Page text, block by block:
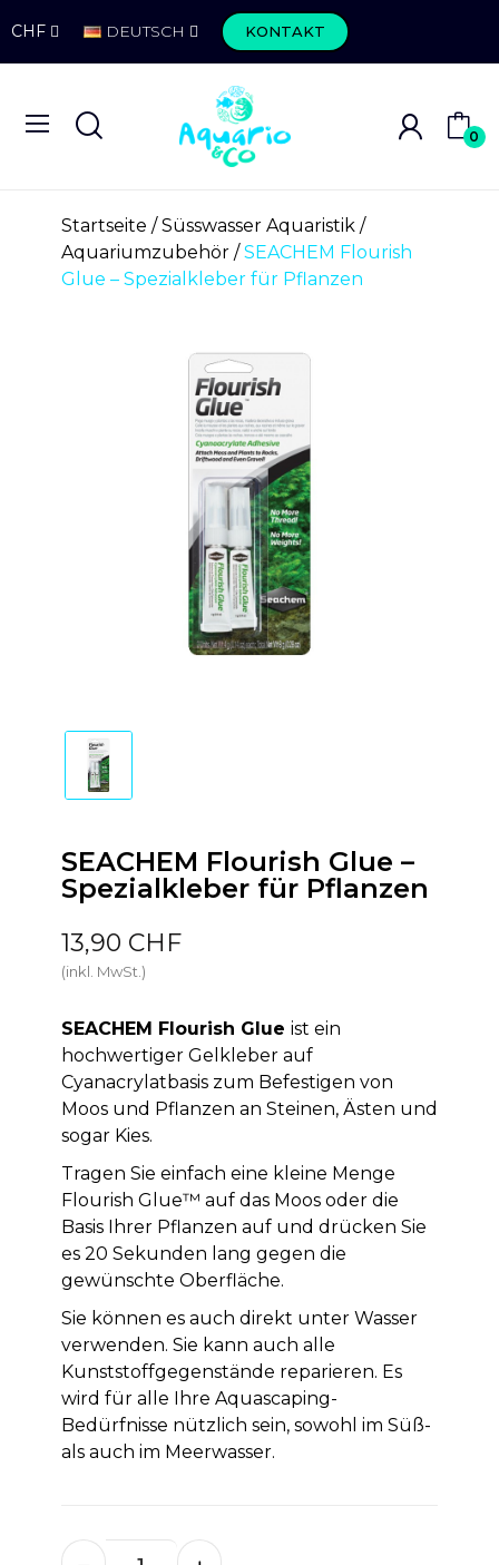
CHF DEUTSCH KONTAKT
0
Startseite
Süsswasser Aquaristik
Aquariumzubehör
SEACHEM Flourish
Glue – Spezialkleber für Pflanzen
SEACHEM Flourish Glue –
Spezialkleber für Pflanzen
13,90 CHF
(inkl. MwSt.)
SEACHEM Flourish Glue ist ein
hochwertiger Gelkleber auf
Cyanacrylatbasis zum Befestigen von
Moos und Pflanzen an Steinen, Ästen und
sogar Kies.
Tragen Sie einfach eine kleine Menge
Flourish Glue™ auf das Moos oder die
Basis Ihrer Pflanzen auf und drücken Sie
es 20 Sekunden lang gegen die
gewünschte Oberfläche.
Sie können es auch direkt unter Wasser
verwenden. Sie kann auch alle
Kunststoffgegenstände reparieren. Es
wird für alle Ihre Aquascaping-
Bedürfnisse nützlich sein, sowohl im Süß-
als auch im Meerwasser.